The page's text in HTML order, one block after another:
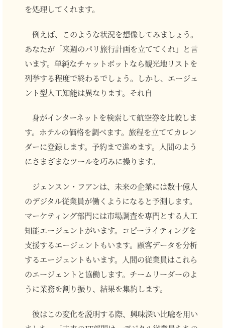
を処理してくれます。
例えば、このような状況を想像してみましょう。
あなたが「来週のパリ旅行計画を立ててくれ」と言
います。単純なチャットボットなら観光地リストを
列挙する程度で終わるでしょう。しかし、エージェ
ント型人工知能は異なります。それ自
身がインターネットを検索して航空券を比較しま
す。ホテルの価格を調べます。旅程を立ててカレン
ダーに登録します。予約まで進めます。人間のよう
にさまざまなツールを巧みに操ります。
ジェンスン・フアンは、未来の企業には数十億人
のデジタル従業員が働くようになると予測します。
マーケティング部門には市場調査を専門とする人工
知能エージェントがいます。コピーライティングを
支援するエージェントもいます。顧客データを分析
するエージェントもいます。人間の従業員はこれら
のエージェントと協働します。チームリーダーのよ
うに業務を割り振り、結果を集約します。
彼はこの変化を説明する際、興味深い比喩を用い